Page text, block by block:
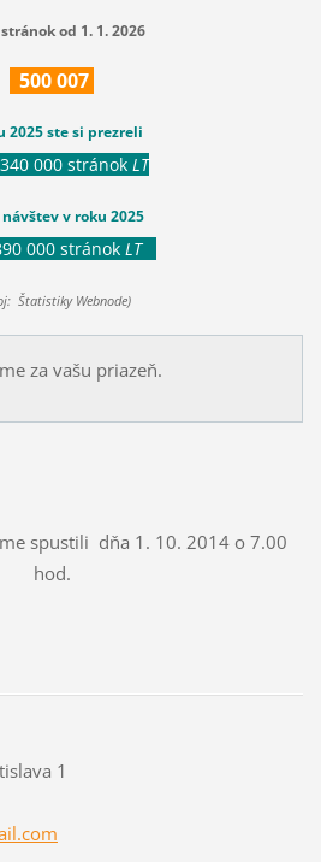
od 1. 1. 2026
500007
2025 ste si prezreli
000 stránok LT
návštev v roku 2025
000 stránok LT
Štatistiky Webnode)
za vašu priazeň.
spustili dňa 1. 10. 2014 o 7.00
hod.
1
l.com